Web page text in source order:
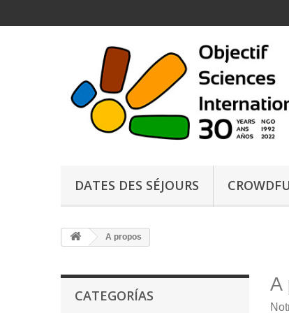
DATES DES SÉJOURS
A propos
CATEGORÍAS
A